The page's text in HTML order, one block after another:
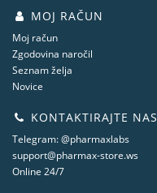
MOJ RAČUN
Moj račun
Zgodovina naročil
Seznam želja
Novice
KONTAKTIRAJTE NAS
Telegram: @pharmaxlabs
support@pharmax-store.ws
Online 24/7